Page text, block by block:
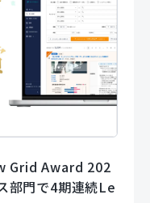
Grid Award 202
部門で4期連続Le